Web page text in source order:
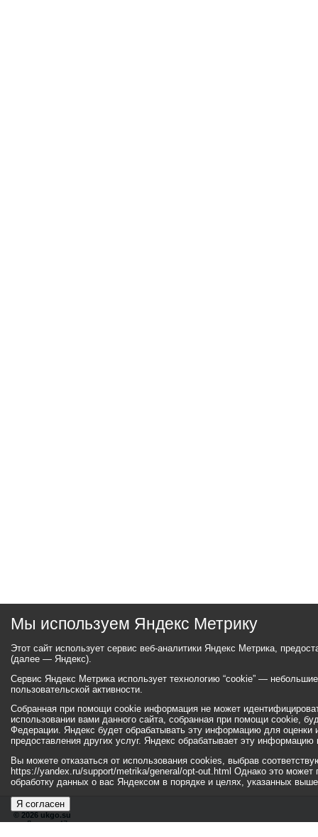
© 2026 ukgo.su
ул. Ленина, 47а
Мы используем Яндекс Метрику
Этот сайт использует сервис веб-аналитики Яндекс Метрика,
(далее — Яндекс).
Сервис Яндекс Метрика использует технологию “cookie” —
пользовательской активности.
Собранная при помощи cookie информация не может
использовании вами данного сайта, собранная при помощи cookie,
Федерации. Яндекс будет обрабатывать эту информацию для оценки
предоставления других услуг. Яндекс обрабатывает эту
Вы можете отказаться от использования cookies, выбрав
https://yandex.ru/support/metrika/general/opt-out.html Однако это может
обработку данных о вас Яндексом в порядке и целях, указанных
Я согласен